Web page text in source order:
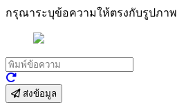
กรุณาระบุข้อความให้ตรงกับรูปภาพ
ส่งข้อมูล